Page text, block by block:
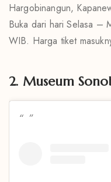
Hargobinangun,
Buka dari hari Selasa –
WIB. Harga tiket
2. Museum